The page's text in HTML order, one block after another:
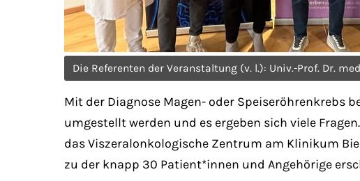
Die Referenten der Veranstaltung (v. l.): Univ.-Prof. Dr.
Mit der Diagnose Magen- oder Speiseröhrenkrebs
umgestellt werden und es ergeben sich viele
das Viszeralonkologische Zentrum am Klinikum
zu der knapp 30 Patient*innen und Angehörige